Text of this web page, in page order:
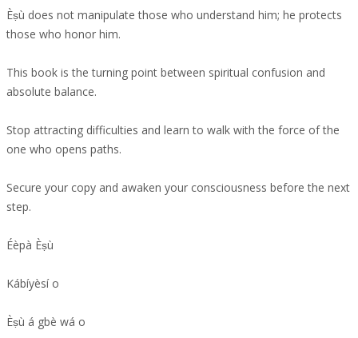
Èṣù does not manipulate those who understand him; he protects
those who honor him.
This book is the turning point between spiritual confusion and
absolute balance.
Stop attracting difficulties and learn to walk with the force of the
one who opens paths.
Secure your copy and awaken your consciousness before the next
step.
Éèpà Èṣù
Kábíyèsí o
Èṣù á gbè wá o